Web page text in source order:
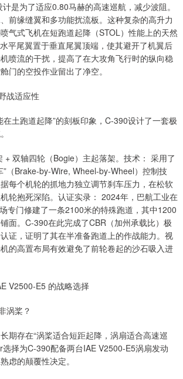
是为了适应0.80马赫的高速巡航，减少波阻。
前缘缝翼和多功能扰流板。这种复杂的高升力
气式飞机在短跑道起降（STOL）性能上的天然
平尾翼置于垂直尾翼顶端，使其避开了机翼后
喷流的干扰，提高了在大攻角飞行时的纵向稳
门的空投作业留出了净空。
战适应性
在土跑道起降”的刻板印象，C-390设计了一套极
+ 双轴四轮（Bogie）主起落架。技术： 采用了
”（Brake-by-Wire, Wheel-by-Wheel）控制技
每个机轮的抓地力独立调节刹车压力，在松软
轮抱死深陷。认证实录： 2024年，巴航工业在
专门修建了一条2100米的特殊跑道，其中1200
面。C-390在此完成了CBR（加州承载比）极
证，证明了其在半准备跑道上的作战能力。视
的高置布局有效避免了前轮卷起的沙石吸入进
V2500-E5 的战略选择
涡桨？
期存在“涡桨适合短距起降，涡扇适合高速巡
择为C-390配备两台IAE V2500-E5涡扇发动
虑的颠覆性决定。